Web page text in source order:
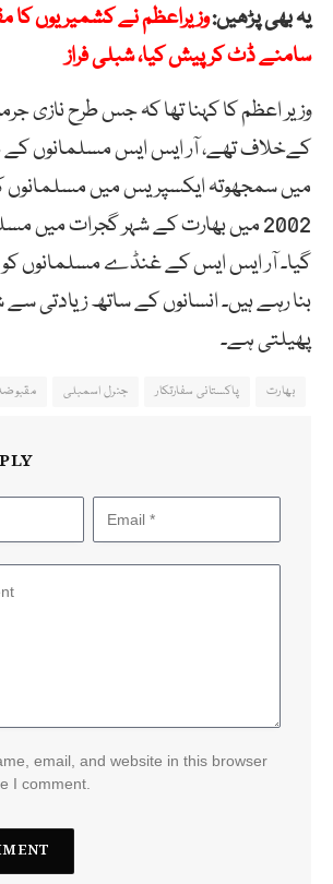
یہ بھی پڑھیں:وزیراعظم نے کشمیریوں کا
سامنے ڈٹ کر پیش کیا، شبلی فراز
وزیر اعظم کا کہنا تھا کہ جس طرح نازی
میں سمجھوتہ ایکسپریس میں مسلمانوں کو
2002 میں بھارت کے شہر گجرات میں
گیا۔ آر ایس ایس کے غنڈے مسلمانوں کو
بنا رہے ہیں۔ انسانوں کے ساتھ زیادتی
پھیلتی ہے۔
بھارت پاکستانی سفارتکار جنرل اسمبلی
email, and website in this browser
I comment.